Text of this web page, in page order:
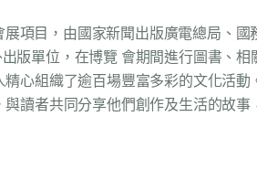
項目，由國家新聞出版廣電總局、
單位，在博覽 會期間進行圖書、
心組織了逾百場豐富多彩的文化活
讀者共同分享他們創作及生活的故事